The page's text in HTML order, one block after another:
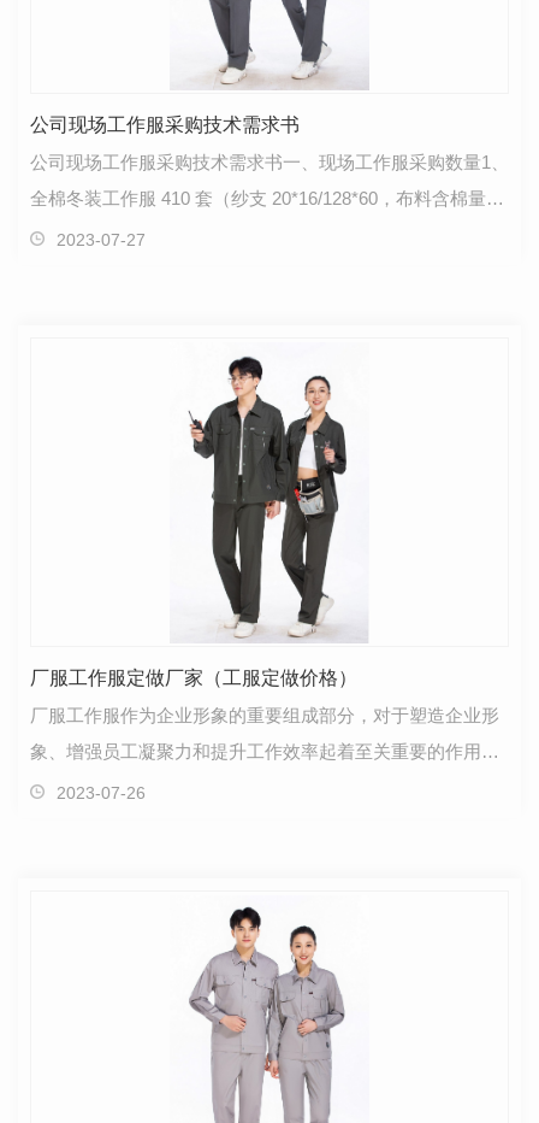
公司现场工作服采购技术需求书
公司现场工作服采购技术需求书一、现场工作服采购数量1、
全棉冬装工作服 410 套（纱支 20*16/128*60，布料含棉量
....）；2、全棉夏装工作服 410 套（纱支 32*132…
2023-07-27
厂服工作服定做厂家（工服定做价格）
厂服工作服作为企业形象的重要组成部分，对于塑造企业形
象、增强员工凝聚力和提升工作效率起着至关重要的作用。
选择专业的厂服工作服定做厂家，能够为企业提供符合…
2023-07-26